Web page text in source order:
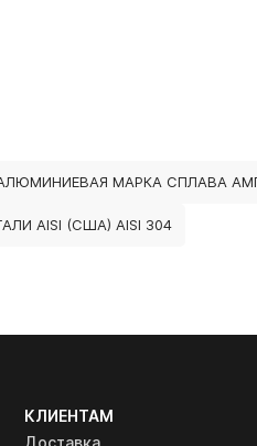
МАРКА СПЛАВА
AISI (США) AISI 304
КЛИЕНТАМ
Доставка